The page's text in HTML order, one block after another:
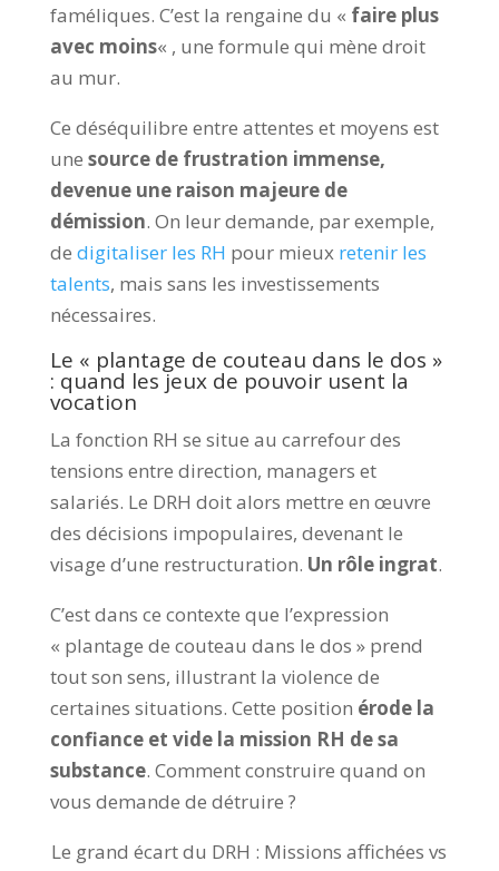
faméliques. C’est la rengaine du « faire plus
avec moins« , une formule qui mène droit
au mur.
Ce déséquilibre entre attentes et moyens est
une source de frustration immense,
devenue une raison majeure de
démission. On leur demande, par exemple,
de digitaliser les RH pour mieux retenir les
talents, mais sans les investissements
nécessaires.
Le « plantage de couteau dans le dos »
: quand les jeux de pouvoir usent la
vocation
La fonction RH se situe au carrefour des
tensions entre direction, managers et
salariés. Le DRH doit alors mettre en œuvre
des décisions impopulaires, devenant le
visage d’une restructuration. Un rôle ingrat.
C’est dans ce contexte que l’expression
« plantage de couteau dans le dos » prend
tout son sens, illustrant la violence de
certaines situations. Cette position érode la
confiance et vide la mission RH de sa
substance. Comment construire quand on
vous demande de détruire ?
Le grand écart du DRH : Missions affichées vs